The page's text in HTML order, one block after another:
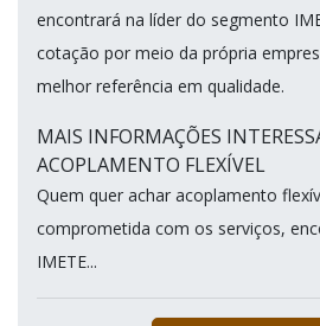
encontrará na líder do segmento
cotação por meio da própria
melhor referência em qualidade.
MAIS INFORMAÇÕES
ACOPLAMENTO FLEXÍVEL
Quem quer achar acoplamento
comprometida com os serviços,
IMETE...